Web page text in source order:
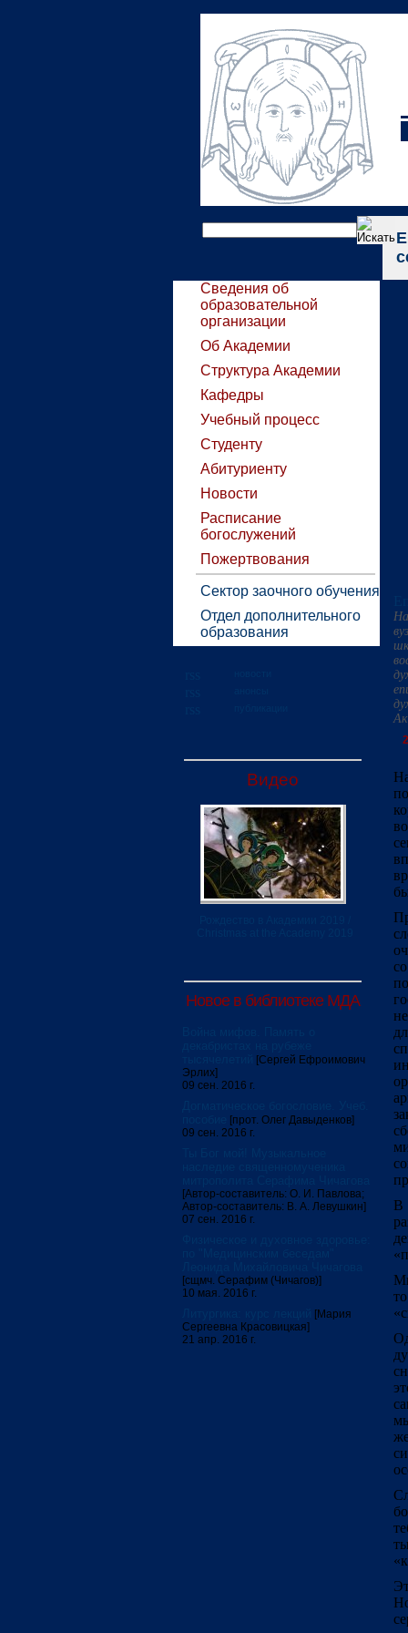
Сведения об
образовательной
организации
Об Академии
Структура Академии
Кафедры
Учебный процесс
Студенту
Абитуриенту
Новости
Расписание
богослужений
Пожертвования
Сектор заочного обучения
Отдел дополнительного
образования
Видео
Новое в библиотеке МДА
[Сергей Ефроимович
Эрлих]
09 сен. 2016 г.
[прот. Олег Давыденков]
09 сен. 2016 г.
[Автор-составитель: О. И. Павлова;
Автор-составитель: В. А. Левушкин]
07 сен. 2016 г.
[сщмч. Серафим (Чичагов)]
10 мая. 2016 г.
[Мария
Сергеевна Красовицкая]
21 апр. 2016 г.
В